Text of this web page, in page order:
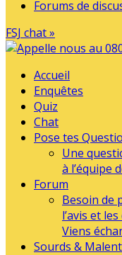
Forums de
FSJ chat »
Accueil
Enquêtes
Quiz
Chat
Pose tes
Une
à l’équipe
Forum
Besoin de
l’avis et
Viens
Sourds &